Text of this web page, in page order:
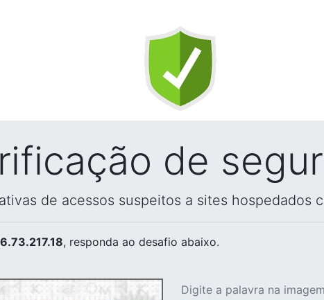
de
de acessos suspeitos a sites hospedados
, responda ao desafio abaixo.
Digite a palavra na